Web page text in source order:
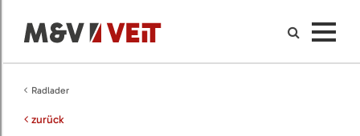
Radlader
zurück